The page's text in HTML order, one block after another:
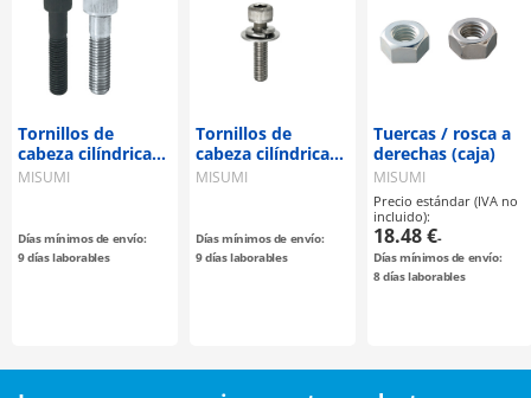
Tornillos de
cabeza cilíndrica
con hexágono
MISUMI
Días mínimos de envío:
9 días laborables
Tornillos de
cabeza cilíndrica
con hexágono
grandes
MISUMI
Días mínimos de envío:
9 días laborables
Tuercas / rosca a
derechas (caja)
MISUMI
Precio estándar (IVA no
incluido):
18.48 €-
Días mínimos de envío:
8 días laborables